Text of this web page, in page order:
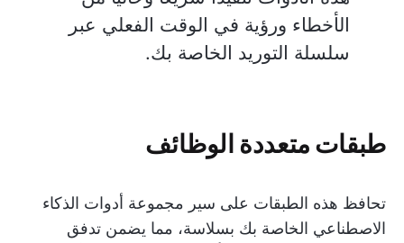
الأخطاء ورؤية في الوقت الفعلي عبر
سلسلة التوريد الخاصة بك.
طبقات متعددة الوظائف
تحافظ هذه الطبقات على سير مجموعة أدوات الذكاء
الاصطناعي الخاصة بك بسلاسة، مما يضمن تدفق